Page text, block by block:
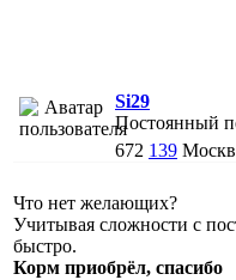
Si29
Постоянный
672 139
Что нет желающих?
Учитывая сложности с
быстро.
Корм приобрёл, спасибо